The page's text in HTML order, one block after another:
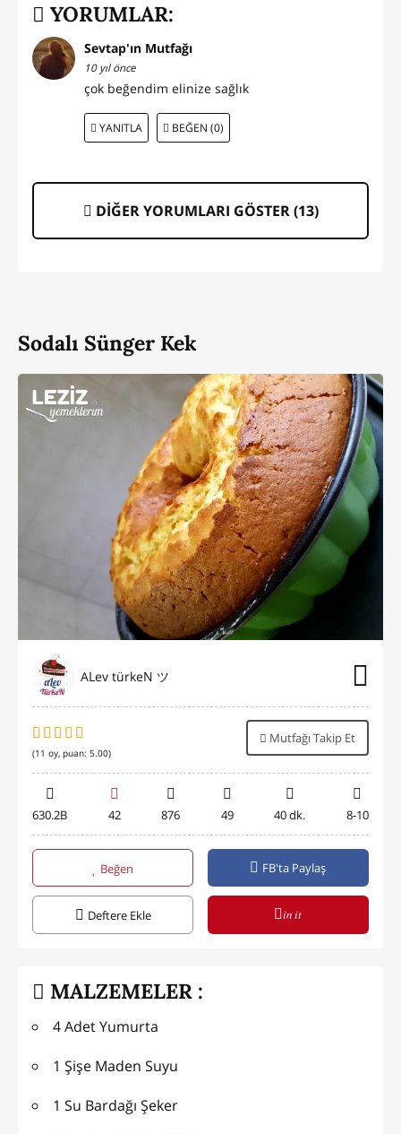
YORUMLAR:
Sevtap'ın Mutfağı
10 yıl önce
çok beğendim elinize sağlık
YANITLA BEĞEN (0)
DİĞER YORUMLARI GÖSTER (13)
Sodalı Sünger Kek
ALev türkeN ツ
(11 oy, puan: 5.00)
Mutfağı Takip Et
630.2B 42 876 49 40 dk. 8-10
Beğen FB'ta Paylaş
Deftere Ekle in it
MALZEMELER :
4 Adet Yumurta
1 Şişe Maden Suyu
1 Su Bardağı Şeker